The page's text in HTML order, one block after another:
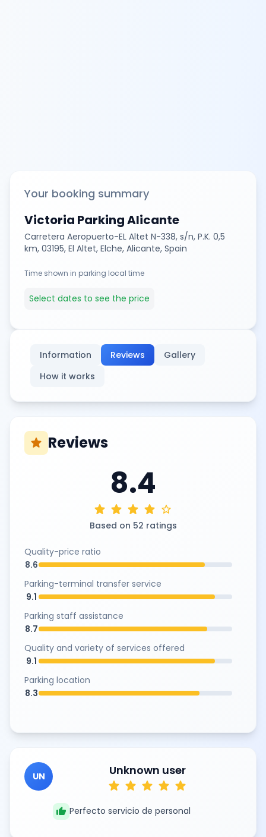
Your booking summary
Victoria Parking Alicante
Carretera Aeropuerto-EL Altet N-338, s/n, P.K. 0,5
km, 03195, El Altet, Elche, Alicante, Spain
Time shown in parking local time
Select dates to see the price
Information Reviews
Gallery
How it works
star Reviews
8.4
star star star star star
Based on 52 ratings
Quality-price ratio
8.6
Parking-terminal transfer service
9.1
Parking staff assistance
8.7
Quality and variety of services offered
9.1
Parking location
8.3
UN Unknown user
star star star star star
thumb_up Perfecto servicio de personal